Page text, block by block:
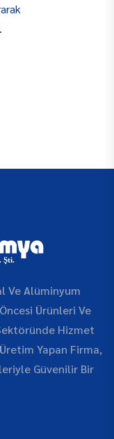
Ve Alüminyum
Ürünleri Ve
Hizmet
Yapan Firma,
Güvenilir Bir